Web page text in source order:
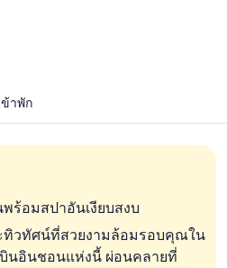
าพัก
ร้อมสปาอันเงียบสงบ
ทิวทัศน์ที่สวยงามล้อมรอบคุณใน
นอินชอนแห่งนี้ ผ่อนคลายที่